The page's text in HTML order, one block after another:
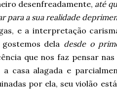
desenfreadamente, até
para a sua realidade
e a interpretação
gostemos dela desde o
que nos faz pensar
a casa alagada e
por ela, seu violão